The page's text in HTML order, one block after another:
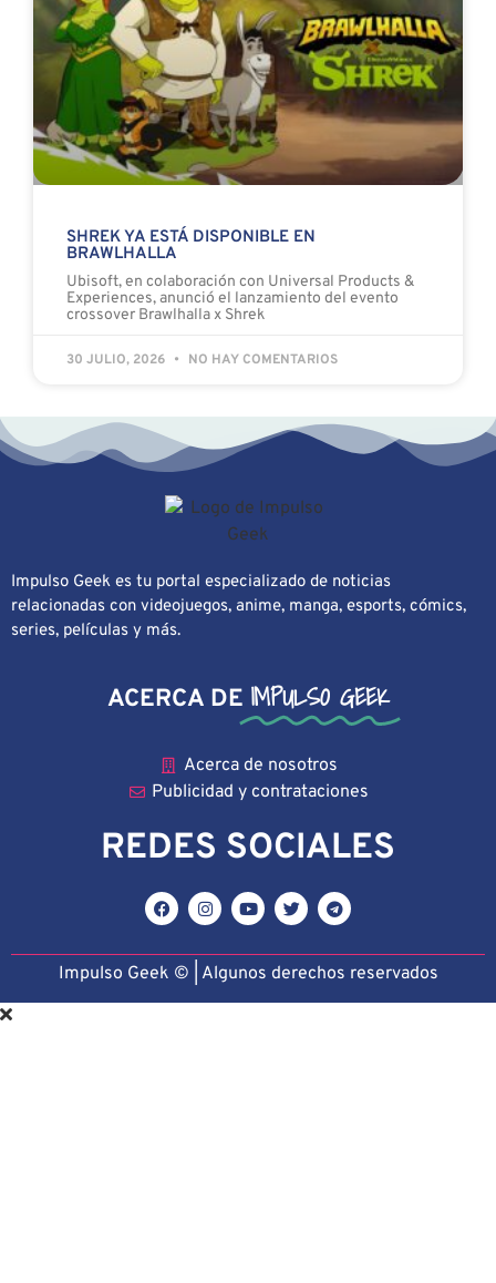
SHREK YA ESTÁ DISPONIBLE EN
BRAWLHALLA
Ubisoft, en colaboración con Universal Products &
Experiences, anunció el lanzamiento del evento
crossover Brawlhalla x Shrek
30 JULIO, 2026 NO HAY COMENTARIOS
Impulso Geek es tu portal especializado de noticias
relacionadas con videojuegos, anime, manga, esports, cómics,
series, películas y más.
ACERCA DE IMPULSO GEEK
Acerca de nosotros
Publicidad y contrataciones
REDES SOCIALES
Impulso Geek © | Algunos derechos reservados